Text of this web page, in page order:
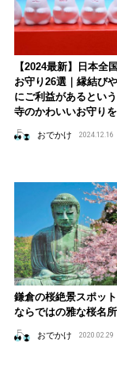
【2024最新】日本全
お守り26選｜縁結び
にご利益があるとい
寺のかわいいお守りを
おでかけ 2024.12.16
鎌倉の桜絶景スポッ
ならではの雅な桜名
おでかけ 2020.02.29